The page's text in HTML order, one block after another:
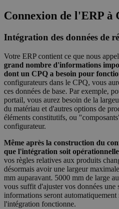
Connexion de l'ERP à
Intégration des données de
Votre ERP contient ce que nous
grand nombre d'informations
dont un CPQ a besoin pour
configurateurs dans le CPQ, vous
ces données de base. Par exemple,
portail, vous aurez besoin de la
du matériau et d'autres options de
éléments constitutifs, ou
configurateur.
Même après la construction du
que l'intégration soit
vos règles relatives aux produits
désormais avoir une largeur
mm auparavant. 5000 mm de large
vous suffit d'ajuster vos données une
informations seront
l'intégration fonctionne.